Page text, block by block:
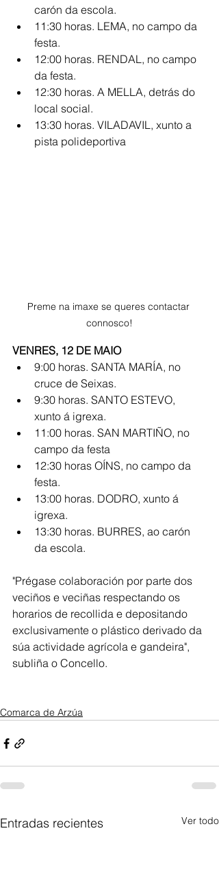
carón da escola.
11:30 horas. LEMA, no campo da
festa.
12:00 horas. RENDAL, no campo
da festa.
12:30 horas. A MELLA, detrás do
local social.
13:30 horas. VILADAVIL, xunto a
pista polideportiva
Preme na imaxe se queres contactar
connosco!
VENRES, 12 DE MAIO
9:00 horas. SANTA MARÍA, no
cruce de Seixas.
9:30 horas. SANTO ESTEVO,
xunto á igrexa.
11:00 horas. SAN MARTIÑO, no
campo da festa
12:30 horas OÍNS, no campo da
festa.
13:00 horas. DODRO, xunto á
igrexa.
13:30 horas. BURRES, ao carón
da escola.
"Prégase colaboración por parte dos
veciños e veciñas respectando os
horarios de recollida e depositando
exclusivamente o plástico derivado da
súa actividade agrícola e gandeira",
subliña o Concello.
Comarca de Arzúa
Entradas recientes Ver todo